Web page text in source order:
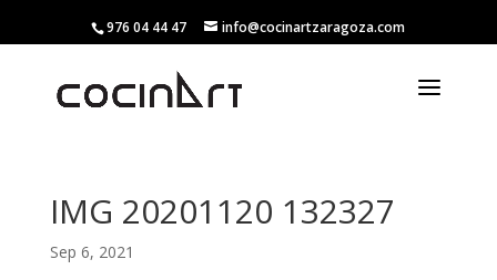
976 04 44 47 info@cocinartzaragoza.com
IMG 20201120 132327
Sep 6, 2021